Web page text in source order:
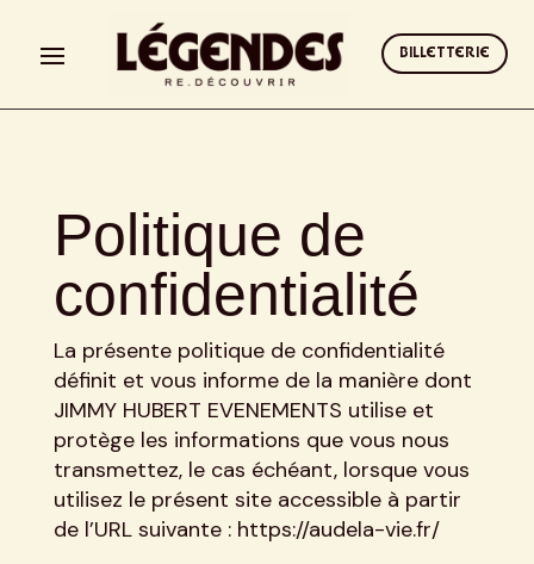
BILLETTERIE
Politique de
confidentialité
La présente politique de confidentialité
définit et vous informe de la manière dont
JIMMY HUBERT EVENEMENTS utilise et
protège les informations que vous nous
transmettez, le cas échéant, lorsque vous
utilisez le présent site accessible à partir
de l’URL suivante : https://audela-vie.fr/